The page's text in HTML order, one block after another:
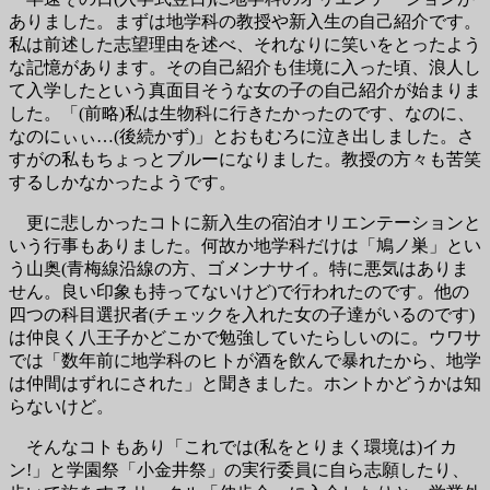
ありました。まずは地学科の教授や新入生の自己紹介です。
私は前述した志望理由を述べ、それなりに笑いをとったよう
な記憶があります。その自己紹介も佳境に入った頃、浪人し
て入学したという真面目そうな女の子の自己紹介が始まりま
した。「(前略)私は生物科に行きたかったのです、なのに、
なのにぃぃ…(後続かず)」とおもむろに泣き出しました。さ
すがの私もちょっとブルーになりました。教授の方々も苦笑
するしかなかったようです。
更に悲しかったコトに新入生の宿泊オリエンテーションと
いう行事もありました。何故か地学科だけは「鳩ノ巣」とい
う山奥(青梅線沿線の方、ゴメンナサイ。特に悪気はありま
せん。良い印象も持ってないけど)で行われたのです。他の
四つの科目選択者(チェックを入れた女の子達がいるのです)
は仲良く八王子かどこかで勉強していたらしいのに。ウワサ
では「数年前に地学科のヒトが酒を飲んで暴れたから、地学
は仲間はずれにされた」と聞きました。ホントかどうかは知
らないけど。
そんなコトもあり「これでは(私をとりまく環境は)イカ
ン!」と学園祭「小金井祭」の実行委員に自ら志願したり、